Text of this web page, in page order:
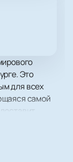
Это
для всех
самой